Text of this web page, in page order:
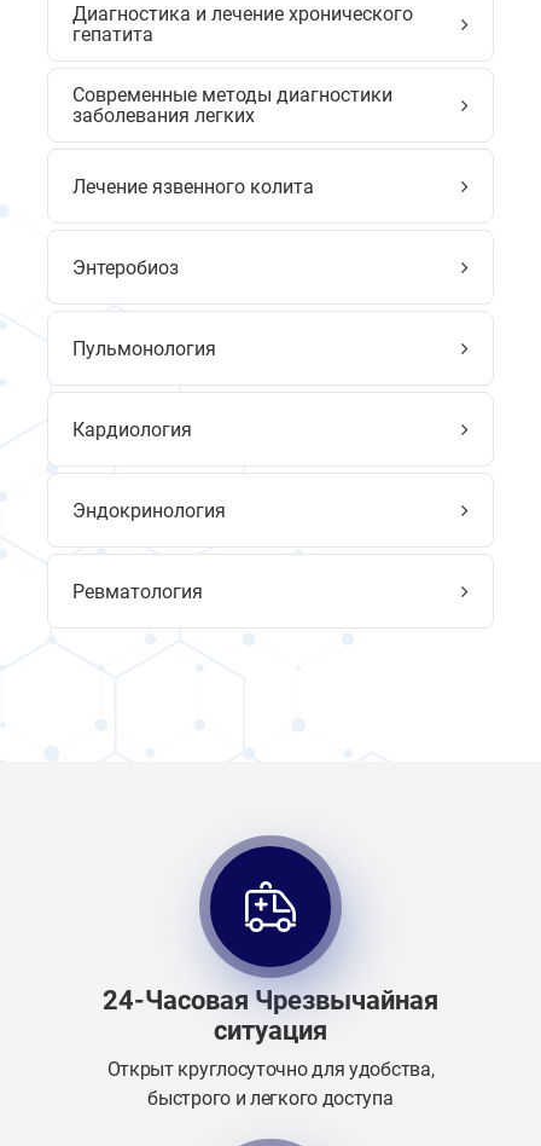
Диагностика и лечение хронического
гепатита
Современные методы диагностики
заболевания легких
Лечение язвенного колита
Энтеробиоз
Пульмонология
Кардиология
Эндокринология
Ревматология
24-Часовая Чрезвычайная
ситуация
Открыт круглосуточно для удобства,
быстрого и легкого доступа